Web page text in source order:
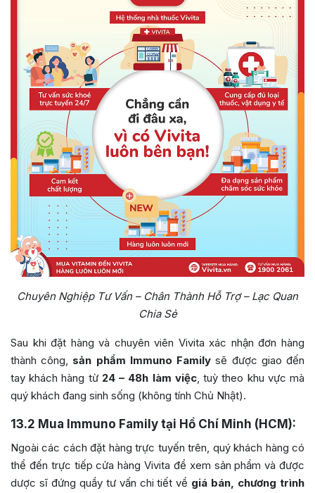
Chuyên Nghiệp Tư Vấn – Chân Thành Hỗ Trợ – Lạc Quan
Chia Sẻ
Sau khi đặt hàng và chuyên viên Vivita xác nhận đơn hàng
thành công, sản phẩm Immuno Family sẽ được giao đến
tay khách hàng từ 24 – 48h làm việc, tuỳ theo khu vực mà
quý khách đang sinh sống (không tính Chủ Nhật).
13.2 Mua Immuno Family tại Hồ Chí Minh (HCM):
Ngoài các cách đặt hàng trực tuyến trên, quý khách hàng có
thể đến trực tiếp cửa hàng Vivita để xem sản phẩm và được
dược sĩ đứng quầy tư vấn chi tiết về giá bán, chương trình